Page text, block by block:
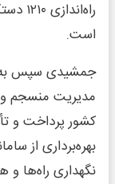
است.
جمشیدی سپس به
مدیریت منسجم و
کشور پرداخت و
بهره‌برداری از
نگهداری راه‌ها